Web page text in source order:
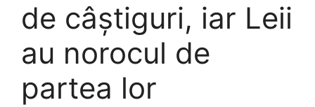
de câștiguri, iar Leii
au norocul de
partea lor